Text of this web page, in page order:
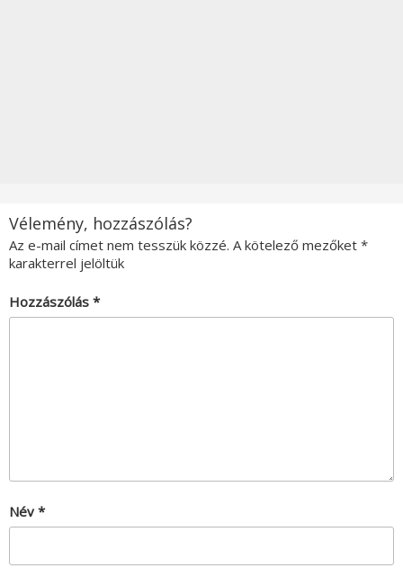
Vélemény, hozzászólás?
Az e-mail címet nem tesszük közzé. A kötelező mezőket *
karakterrel jelöltük
Hozzászólás *
Név *